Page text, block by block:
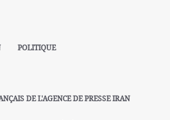
POLITIQUE
DE L'AGENCE DE PRESSE IRAN